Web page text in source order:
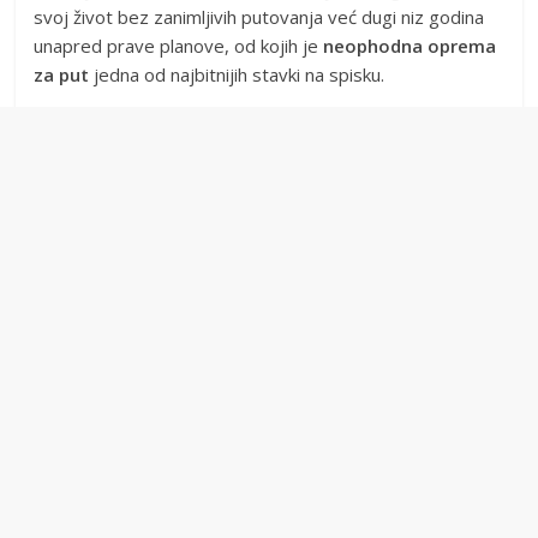
svoj život bez zanimljivih putovanja već dugi niz godina
unapred prave planove, od kojih je neophodna oprema
za put jedna od najbitnijih stavki na spisku.